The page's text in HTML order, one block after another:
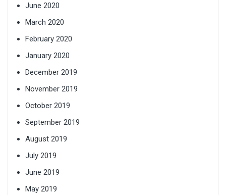
June 2020
March 2020
February 2020
January 2020
December 2019
November 2019
October 2019
September 2019
August 2019
July 2019
June 2019
May 2019